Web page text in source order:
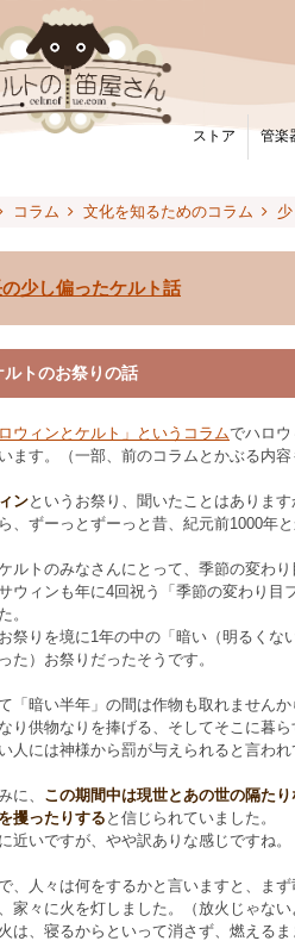
ストア 管楽
コラム 文化を知るためのコラム
の少し偏ったケルト話
ルトのお祭りの話
ロウィンとケルト」というコラムでハロ
ます。（一部、前のコラムとかぶる内容
ンというお祭り、聞いたことはあります
、ずーっとずーっと昔、紀元前1000年
ルトのみなさんにとって、季節の変わ
ウィンも年に4回祝う「季節の変わり目
。
祭りを境に1年の中の「暗い（明るく
た）お祭りだったそうです。
「暗い半年」の間は作物も取れません
り供物なりを捧げる、そしてそこに暮
人には神様から罰が与えられると言われ
に、 この期間中は現世とあの世の隔た
攫ったりすると信じられていました。
近いですが、やや訳ありな感じですね
、人々は何をするかと言いますと、ま
家々に火を灯しました。（放火じゃない
は、寝るからといって消さず、燃える